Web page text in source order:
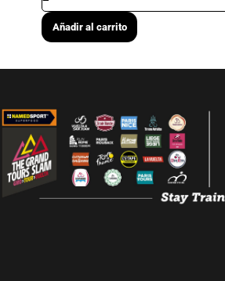
BAMBUQUERA
-
NAMEDSPORT
cantidad
Añadir al carrito